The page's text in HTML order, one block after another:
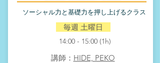
​ソーシャル力と基礎力を押し上げるクラス
​ 毎週 土曜日
14:00 - 15:00 (1h)
​講師： HIDE, PEKO